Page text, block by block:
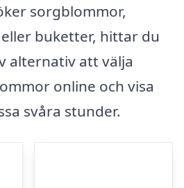
sorgblommor,
buketter, hittar du
alternativ att välja
online och visa
svåra stunder.